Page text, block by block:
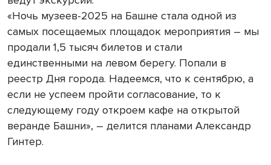
«Ночь музеев-2025 на Башне стала одной из
самых посещаемых площадок мероприятия – мы
продали 1,5 тысяч билетов и стали
единственными на левом берегу. Попали в
реестр Дня города. Надеемся, что к сентябрю, а
если не успеем пройти согласование, то к
следующему году откроем кафе на открытой
веранде Башни», – делится планами Александр
Гинтер.